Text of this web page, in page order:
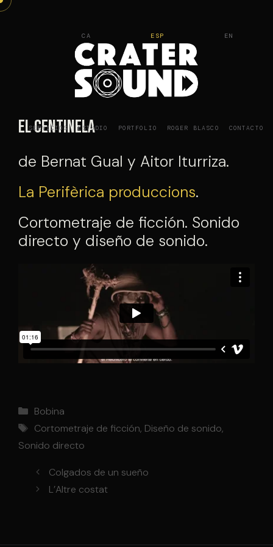
Saltar
SERVICIOS ESTUDIO PORTFOLIO ROGER BLASCO CONTACTO
CA ESP EN
El Centinela
de Bernat Gual y Aitor Iturriza.
La Perifèrica produccions.
Cortometraje de ficción. Sonido
directo y diseño de sonido.
Categorías
Bobina
Etiquetas
Cortometraje de ficción, Diseño de sonido,
Sonido directo
Colgados de un sueño
L’Altre costat